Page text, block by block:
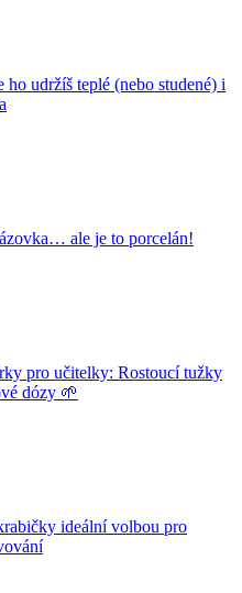
udržíš teplé (nebo studené) i
ale je to porcelán!
pro učitelky: Rostoucí tužky
dózy 🌱
ideální volbou pro